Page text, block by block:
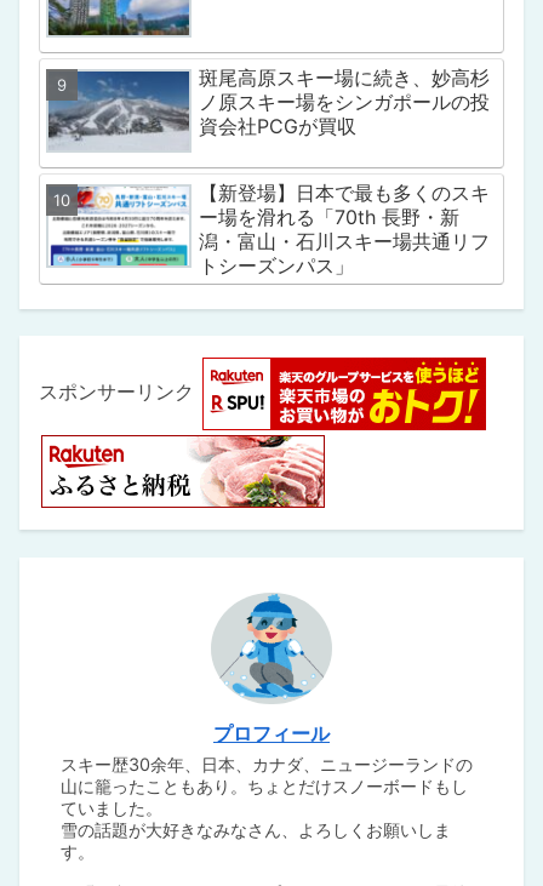
斑尾高原スキー場に続き、妙高杉
ノ原スキー場をシンガポールの投
資会社PCGが買収
【新登場】日本で最も多くのスキ
ー場を滑れる「70th 長野・新
潟・富山・石川スキー場共通リフ
トシーズンパス」
スポンサーリンク
プロフィール
スキー歴30余年、日本、カナダ、ニュージーランドの
山に籠ったこともあり。ちょとだけスノーボードもし
ていました。
雪の話題が大好きなみなさん、よろしくお願いしま
す。